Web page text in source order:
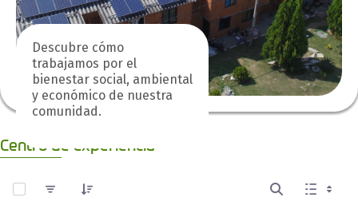
Descubre cómo
trabajamos por el
bienestar social, ambiental
y económico de nuestra
comunidad.
Centro de experiencia